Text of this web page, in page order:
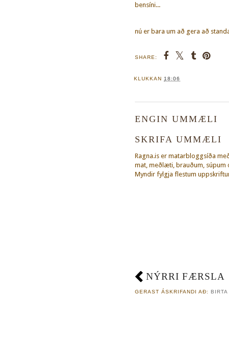
bensíni...
nú er bara um að gera að
SHARE:
KLUKKAN 18:06
ENGIN UMMÆLI
SKRIFA UMMÆLI
Ragna.is er matarbloggsíða
mat, meðlæti, brauðum, súpum
Myndir fylgja flestum
NÝRRI FÆRSLA
GERAST ÁSKRIFANDI AÐ: